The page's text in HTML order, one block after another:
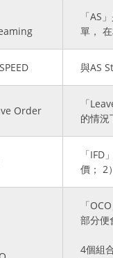
「AS
單，
與AS
Order
「
的情況
「
價； 2
「
部分便
4個組